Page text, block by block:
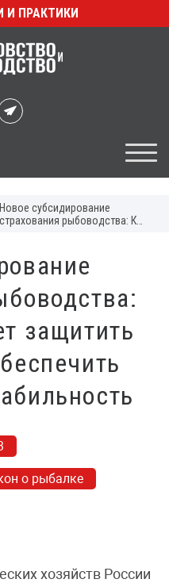
И ПРАКТИКИ
Новое субсидирование
страхования рыбоводства: Как
финансовую стабильность
защитить
о рыбалке
хозяйств России